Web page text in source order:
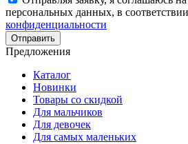
персональных данных, в
конфиденциальности
Отправить
Предложения
Каталог
Новинки
Товары со скидкой
Для мальчиков
Для девочек
Для самых маленьких